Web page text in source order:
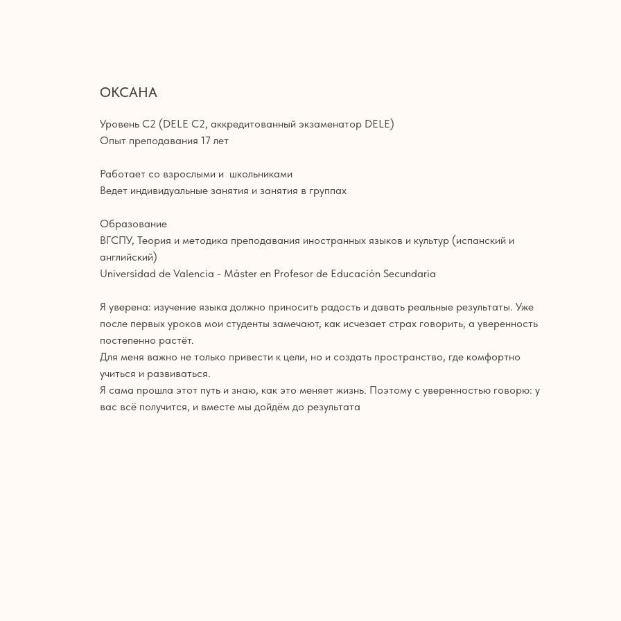
ОКСАНА
Уровень С2 (DELE C2, аккредитованный экзаменатор DELE)
Опыт преподавания 17 лет
Работает со взрослыми и школьниками
Ведет индивидуальные занятия и занятия в группах
Образование
ВГСПУ, Теория и методика преподавания иностранных языков и культур (испанский и
английский)
Universidad de Valencia - Máster en Profesor de Educación Secundaria
Я уверена: изучение языка должно приносить радость и давать реальные результаты. Уже
после первых уроков мои студенты замечают, как исчезает страх говорить, а уверенность
постепенно растёт.
Для меня важно не только привести к цели, но и создать пространство, где комфортно
учиться и развиваться.
Я сама прошла этот путь и знаю, как это меняет жизнь. Поэтому с уверенностью говорю: у
вас всё получится, и вместе мы дойдём до результата